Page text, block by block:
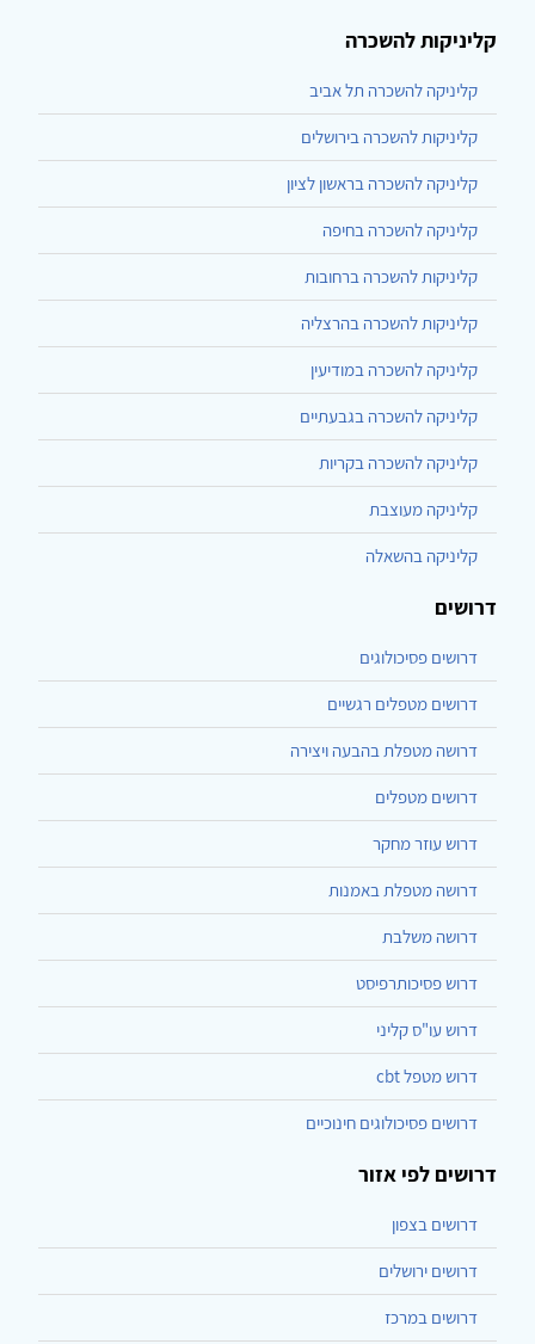
קליניקות להשכרה
קליניקה להשכרה תל אביב
קליניקות להשכרה בירושלים
קליניקה להשכרה בראשון לציון
קליניקה להשכרה בחיפה
קליניקות להשכרה ברחובות
קליניקות להשכרה בהרצליה
קליניקה להשכרה במודיעין
קליניקה להשכרה בגבעתיים
קליניקה להשכרה בקריות
קליניקה מעוצבת
קליניקה בהשאלה
דרושים
דרושים פסיכולוגים
דרושים מטפלים רגשיים
דרושה מטפלת בהבעה ויצירה
דרושים מטפלים
דרוש עוזר מחקר
דרושה מטפלת באמנות
דרושה משלבת
דרוש פסיכותרפיסט
דרוש עו"ס קליני
דרוש מטפל cbt
דרושים פסיכולוגים חינוכיים
דרושים לפי אזור
דרושים בצפון
דרושים ירושלים
דרושים במרכז